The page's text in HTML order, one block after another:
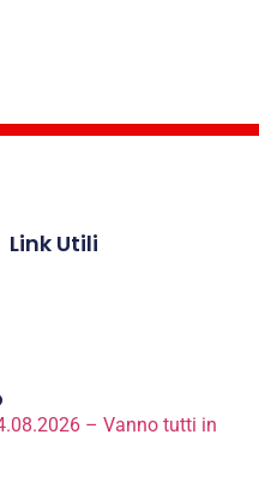
Link Utili
– Vanno tutti in